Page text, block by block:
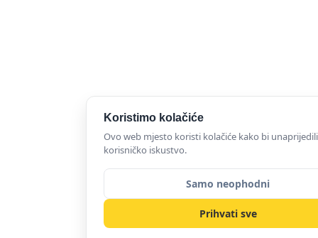
Koristimo kolačiće
Ovo web mjesto koristi kolačiće kako bi unaprijedili
korisničko iskustvo.
Samo neophodni
Prihvati sve